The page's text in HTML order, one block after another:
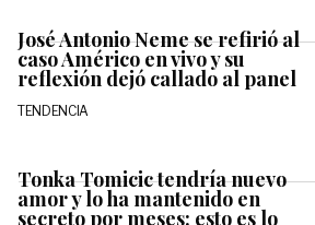
José Antonio Neme se refirió al
caso Américo en vivo y su
reflexión dejó callado al panel
TENDENCIA
Tonka Tomicic tendría nuevo
amor y lo ha mantenido en
secreto por meses: esto es lo